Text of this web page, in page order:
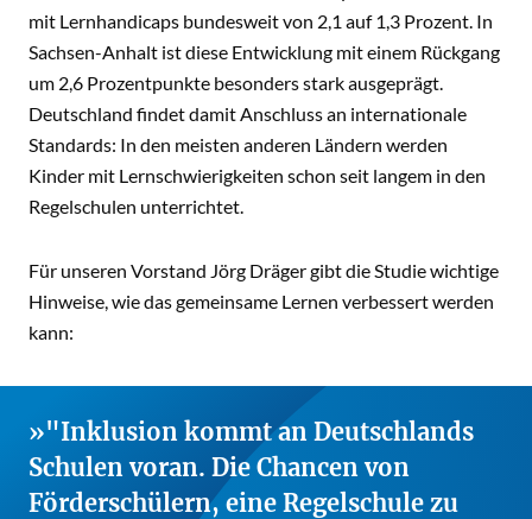
mit Lernhandicaps bundesweit von 2,1 auf 1,3 Prozent. In
Sachsen-Anhalt ist diese Entwicklung mit einem Rückgang
um 2,6 Prozentpunkte besonders stark ausgeprägt.
Deutschland findet damit Anschluss an internationale
Standards: In den meisten anderen Ländern werden
Kinder mit Lernschwierigkeiten schon seit langem in den
Regelschulen unterrichtet.
Für unseren Vorstand Jörg Dräger gibt die Studie wichtige
Hinweise, wie das gemeinsame Lernen verbessert werden
kann:
"Inklusion kommt an Deutschlands
Schulen voran. Die Chancen von
Förderschülern, eine Regelschule zu